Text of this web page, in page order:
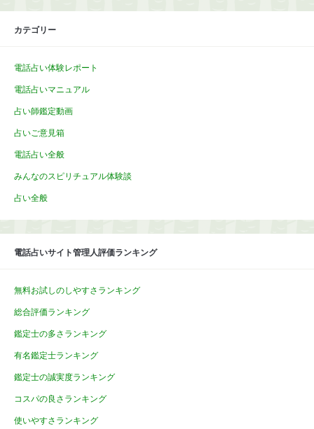
カテゴリー
電話占い体験レポート
電話占いマニュアル
占い師鑑定動画
占いご意見箱
電話占い全般
みんなのスピリチュアル体験談
占い全般
電話占いサイト管理人評価ランキング
無料お試しのしやすさランキング
総合評価ランキング
鑑定士の多さランキング
有名鑑定士ランキング
鑑定士の誠実度ランキング
コスパの良さランキング
使いやすさランキング